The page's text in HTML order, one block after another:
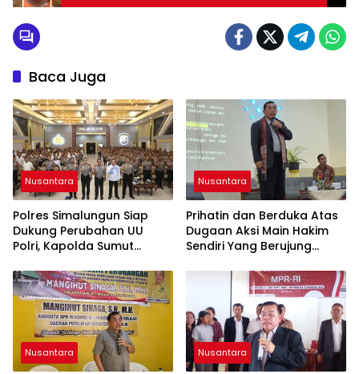
Baca Juga
Nusantara
Polres Simalungun Siap
Dukung Perubahan UU
Polri, Kapolda Sumut
Penguatan
Profesionalisme dan
Akuntabilitas Personel
Nusantara
Prihatin dan Berduka Atas
Dugaan Aksi Main Hakim
Sendiri Yang Berujung
Nusantara Nusantara